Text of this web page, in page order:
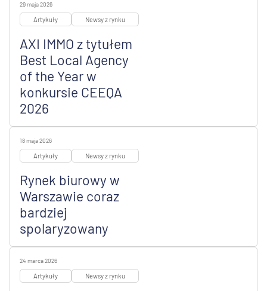
29 maja 2026
Artykuły Newsy z rynku
AXI IMMO z tytułem
Best Local Agency
of the Year w
konkursie CEEQA
2026
18 maja 2026
Artykuły Newsy z rynku
Rynek biurowy w
Warszawie coraz
bardziej
spolaryzowany
24 marca 2026
Artykuły Newsy z rynku